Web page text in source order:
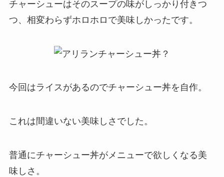
チャーシューはそのスープの味がしっかり付きつ
つ、相変わらずホロホロで美味しかったです。
今回はライスがあるのでチャーシュー丼を自作。
これは間違いない美味しさでした。
普通にチャーシュー丼がメニューで欲しくなる美
味しさ。